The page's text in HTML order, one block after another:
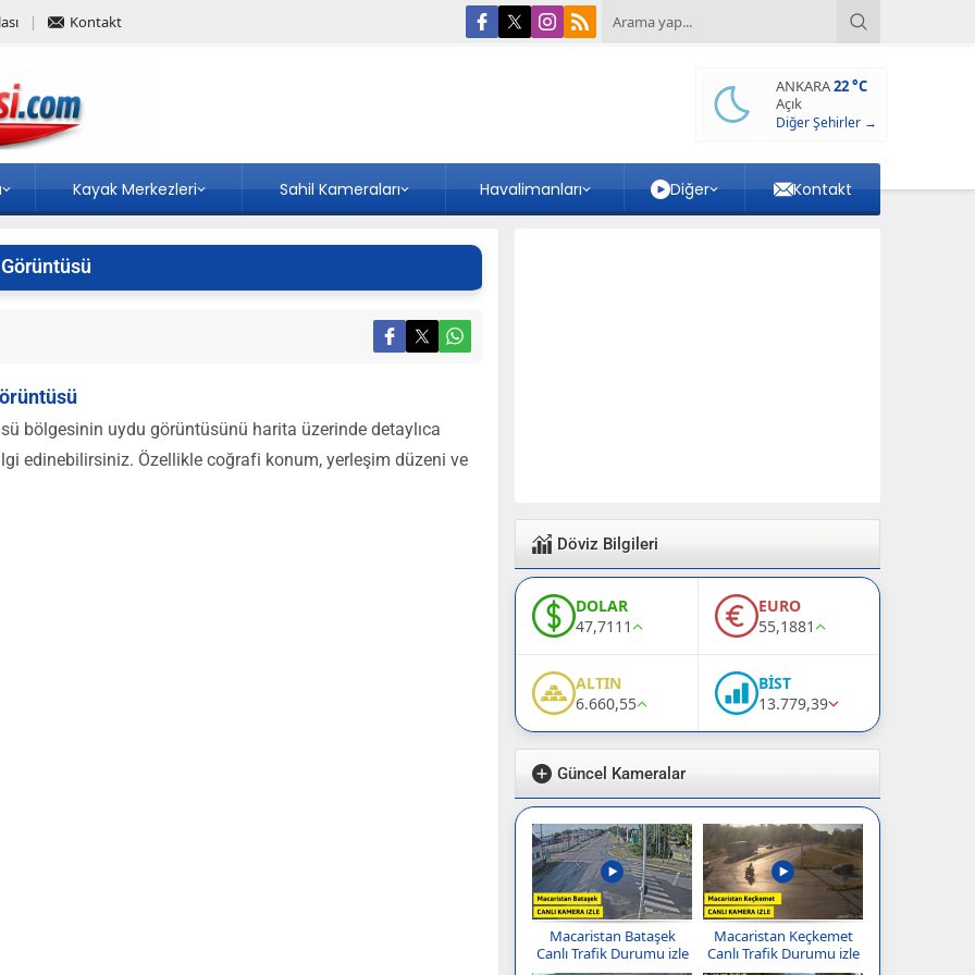
Kontakt
ANKARA22 °C
Açık
Diğer Şehirler →
Kayak Merkezleri Sahil Kameraları Havalimanları Diğer Kontakt
bölgesinin uydu görüntüsünü harita üzerinde detaylıca
edinebilirsiniz. Özellikle coğrafi konum, yerleşim düzeni ve
Döviz Bilgileri
DOLAR
47,7111
EURO
55,1881
ALTIN
6.660,55
BİST
13.779,39
Güncel Kameralar
Macaristan Bataşek
Canlı Trafik Durumu izle
Macaristan Keçkemet
Canlı Trafik Durumu izle